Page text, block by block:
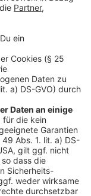
Fahrt um
Uhr)
zum reg. Bus
Süd: